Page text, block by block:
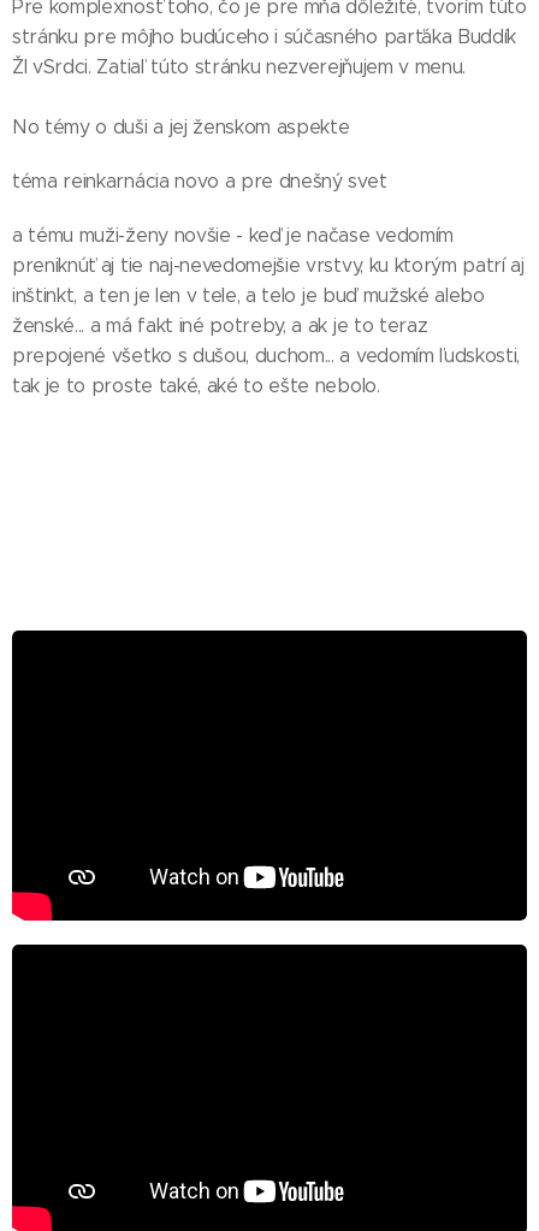
Pre komplexnosť toho, čo je pre mňa dôležité, tvorím túto
stránku pre môjho budúceho i súčasného parťáka Buddík
ŽI vSrdci. Zatiaľ túto stránku nezverejˇnujem v menu.
No témy o duši a jej ženskom aspekte
téma reinkarnácia novo a pre dnešný svet
a tému muži-ženy novšie - keď je načase vedomím
preniknúť aj tie naj-nevedomejšie vrstvy, ku ktorým patrí aj
inštinkt, a ten je len v tele, a telo je buď mužské alebo
ženské... a má fakt iné potreby, a ak je to teraz
prepojené všetko s dušou, duchom... a vedomím ľudskosti,
tak je to proste také, aké to ešte nebolo.